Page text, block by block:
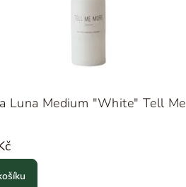
Luna Medium "White" Tell Me